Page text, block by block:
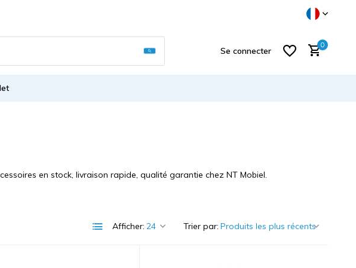
Utilisez les flèches haut et bas pour
Se connecter
0
en stock, livraison rapide, qualité garantie chez NT Mobiel.
Afficher: Trier par: